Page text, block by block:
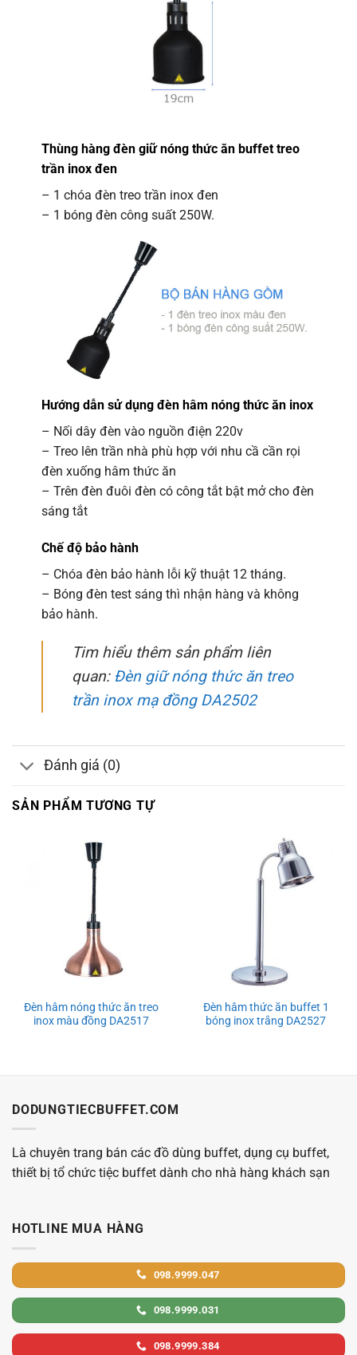
Thùng hàng đèn giữ nóng thức ăn buffet treo
trần inox đen
– 1 chóa đèn treo trần inox đen
– 1 bóng đèn công suất 250W.
Hướng dẫn sử dụng đèn hâm nóng thức ăn inox
– Nối dây đèn vào nguồn điện 220v
– Treo lên trần nhà phù hợp với nhu cầ cần rọi
đèn xuống hâm thức ăn
– Trên đèn đuôi đèn có công tắt bật mở cho đèn
sáng tắt
Chế độ bảo hành
– Chóa đèn bảo hành lỗi kỹ thuật 12 tháng.
– Bóng đèn test sáng thì nhận hàng và không
bảo hành.
Tim hiểu thêm sản phẩm liên
quan: Đèn giữ nóng thức ăn treo
trần inox mạ đồng DA2502
Đánh giá (0)
SẢN PHẨM TƯƠNG TỰ
Đèn hâm nóng thức ăn treo
inox màu đồng DA2517
Đèn hâm thức ăn buffet 1
bóng inox trắng DA2527
DODUNGTIECBUFFET.COM
Là chuyên trang bán các đồ dùng buffet, dụng cụ buffet,
thiết bị tổ chức tiệc buffet dành cho nhà hàng khách sạn
HOTLINE MUA HÀNG
098.9999.047
098.9999.031
098.9999.384